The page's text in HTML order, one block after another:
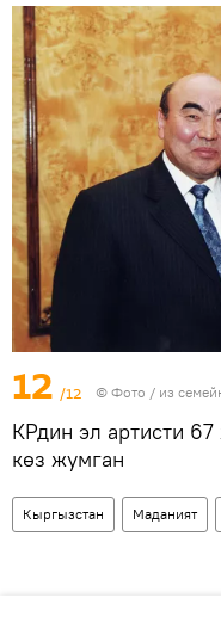
12 /12 © Фото / из
КРдин эл артисти
көз жумган
Кыргызстан Маданият